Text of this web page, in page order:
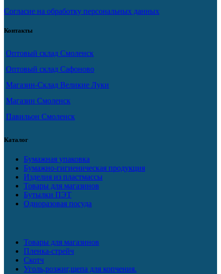
Согласие на обработку персональных данных
Контакты
Оптовый склад Смоленск
Оптовый склад Сафоново
Магазин-Склад Великие Луки
Магазин Смоленск
Павильон Смоленск
Каталог
Бумажная упаковка
Бумажно-гигиеническая продукция
Изделия из пластмассы
Товары для магазинов
Бутылки ПЭТ
Одноразовая посуда
Товары для магазинов
Пленка-стрейч
Скотч
Уголь,розжиг,щепа для копчения.